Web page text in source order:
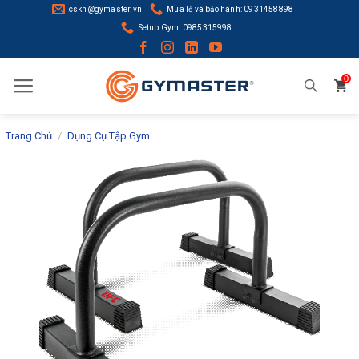
cskh@gymaster.vn Mua lẻ và bảo hành: 0931458898
Setup Gym: 0985315998
0
Trang Chủ / Dụng Cụ Tập Gym